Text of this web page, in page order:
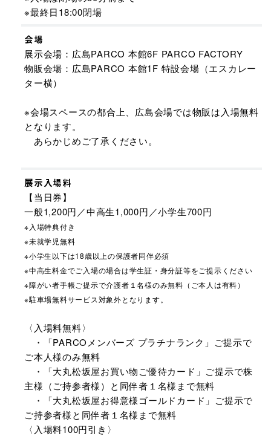
※最終日18:00閉場
会場
展示会場：広島PARCO 本館6F PARCO FACTORY
物販会場：広島PARCO 本館1F 特設会場（エスカレー
ター横）
※会場スペースの都合上、広島会場では物販は入場無料
となります。
あらかじめご了承ください。
展示入場料
【当日券】
一般1,200円／中高生1,000円／小学生700円
※入場特典付き
※未就学児無料
※小学生以下は18歳以上の保護者同伴必須
※中高生料金でご入場の場合は学生証・身分証等をご提示ください
※障がい者手帳ご提示で介護者１名様のみ無料（ご本人は有料）
※駐車場無料サービス対象外となります。
〈入場料無料〉
・「PARCOメンバーズ プラチナランク」ご提示で
ご本人様のみ無料
・「大丸松坂屋お買い物ご優待カード」ご提示で株
主様（ご持参者様）と同伴者１名様まで無料
・「大丸松坂屋お得意様ゴールドカード」ご提示で
ご持参者様と同伴者１名様まで無料
〈入場料100円引き〉